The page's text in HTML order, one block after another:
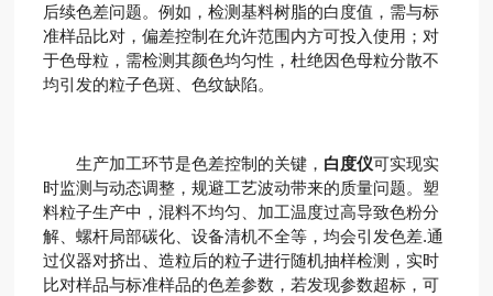
后续色差问题。例如，检测基料树脂的白度值，需与标
准样品比对，偏差控制在允许范围内方可投入使用；对
于色母粒，需检测其颜色均匀性，杜绝因色母粒分散不
均引发的粒子色斑、色纹缺陷。
生产加工环节是色差控制的关键， 白度仪可实现实
时监测与动态调整，规避工艺波动带来的质量问题。塑
料粒子生产中，混料不均匀、加工温度过高导致色粉分
解、螺杆局部碳化、设备清机不全等，均会引发色差.通
过仪器对挤出、造粒后的粒子进行随机抽样检测，实时
比对样品与标准样品的色差参数，若发现参数超标，可